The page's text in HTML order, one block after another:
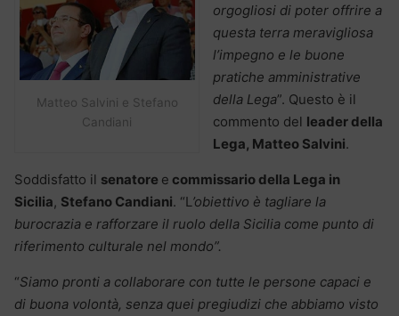
Matteo Salvini e Stefano
Candiani
orgogliosi di poter offrire a
questa terra meravigliosa
l’impegno e le buone
pratiche amministrative
della Lega”. Questo è il
commento del leader della
Lega, Matteo Salvini.
Soddisfatto il senatore e commissario della Lega in
Sicilia, Stefano Candiani. “L ’obiettivo è tagliare la
burocrazia e rafforzare il ruolo della Sicilia come punto di
riferimento culturale nel mondo”.
“Siamo pronti a collaborare con tutte le persone capaci e
di buona volontà, senza quei pregiudizi che abbiamo visto